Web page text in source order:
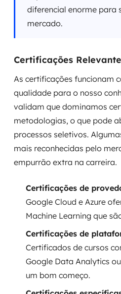
diferencial enorme para
mercado.
Certificações
As certificações funcionam
qualidade para o nosso
validam que dominamos
metodologias, o que pode
processos seletivos.
mais reconhecidas pelo
empurrão extra na carreira.
Certificações de
Google Cloud e Azure
Machine Learning que
Certificações de
Certificados de cursos
Google Data Analytics
um bom começo.